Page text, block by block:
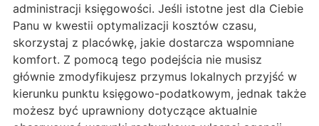
administracji księgowości. Jeśli istotne jest dla Ciebie
Panu w kwestii optymalizacji kosztów czasu,
skorzystaj z placówkę, jakie dostarcza wspomniane
komfort. Z pomocą tego podejścia nie musisz
głównie zmodyfikujesz przymus lokalnych przyjść w
kierunku punktu księgowo-podatkowym, jednak także
możesz być uprawniony dotyczące aktualnie